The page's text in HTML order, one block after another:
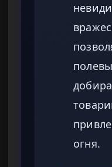
огня.